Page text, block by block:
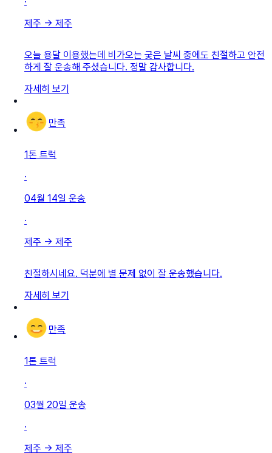
제주 → 제주
오늘 용달 이용했는데 비가오는 궂은 날씨 중에도 친절하고 안전
하게 잘 운송해 주셨습니다. 정말 감사합니다.
자세히 보기
만족
1톤 트럭
·
04월 14일 운송
·
제주 → 제주
친절하시네요. 덕분에 별 문제 없이 잘 운송했습니다.
자세히 보기
만족
1톤 트럭
·
03월 20일 운송
·
제주 → 제주